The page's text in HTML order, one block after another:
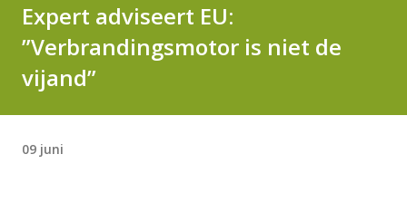
Expert adviseert EU:
”Verbrandingsmotor is niet de
vijand”
09 juni